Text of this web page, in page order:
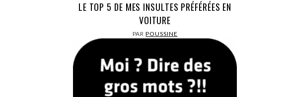
LE TOP 5 DE MES INSULTES PRÉFÉRÉES EN
VOITURE
PARPOUSSINE